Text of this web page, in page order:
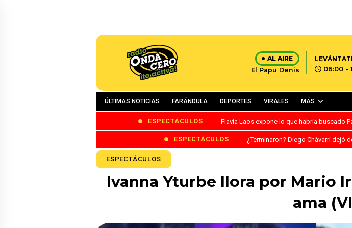
AL AIRE
El Papu Denis
06:00 -
ÚLTIMAS NOTICIAS FARÁNDULA DEPORTES VIRALES MÁS
ESPECTÁCULOS Flavia Laos expone lo que habría buscado
ESPECTÁCULOS ¿Terminaron? Diego Chávarri dejó
ESPECTÁCULOS
Ivanna Yturbe llora por Mario
ama